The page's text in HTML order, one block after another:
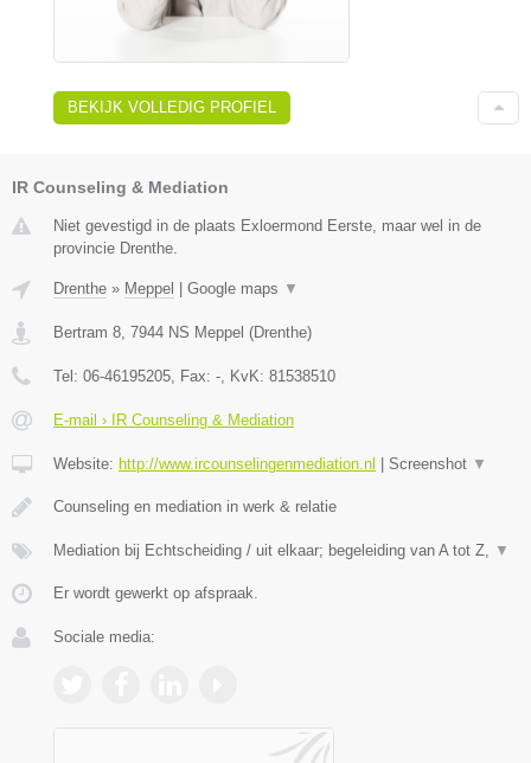
BEKIJK VOLLEDIG PROFIEL
IR Counseling & Mediation
Niet gevestigd in de plaats Exloermond Eerste, maar wel in de
provincie Drenthe.
Drenthe » Meppel Google maps ▼
Bertram 8 7944 NS Meppel (Drenthe)
Tel: 06-46195205 , Fax: - , KvK: 81538510
E-mail › IR Counseling & Mediation
Website: http://www.ircounselingenmediation.nl Screenshot ▼
Counseling en mediation in werk & relatie
Mediation bij Echtscheiding / uit elkaar; begeleiding van A tot Z, ▼
Er wordt gewerkt op afspraak.
Sociale media: